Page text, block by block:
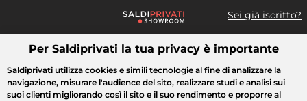
Sei già iscritto?
Cosa cerchi?
Tutte le vendite Moda Casa Bellezza Elettrodomestici
Per Saldiprivati la tua privacy è importante
Saldiprivati utilizza cookies e simili tecnologie al fine di analizzare la
navigazione, misurare l'audience del sito, realizzare studi e analisi sui
suoi clienti migliorando così il sito e il suo rendimento e proporre al